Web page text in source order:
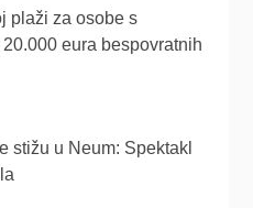
plaži za osobe s
eura bespovratnih
stižu u Neum: Spektakl